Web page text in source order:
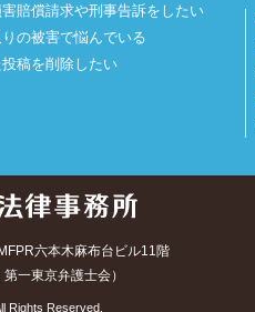
賠償請求や刑事告訴をしたい
の被害で悩んでいる
稿を削除したい
六本木麻布台ビル11階
一東京弁護士会）
Rights Reserved.